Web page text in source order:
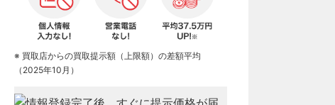
※ 買取店からの買取提示額（上限額）の差額平均
（2025年10月）